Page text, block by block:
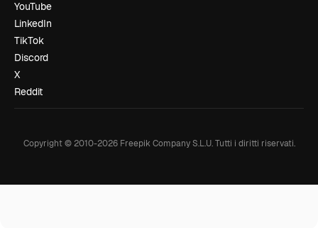
YouTube
LinkedIn
TikTok
Discord
X
Reddit
Copyright © 2010-2026Freepik Company S.L.U. Tutti i diritti riservati.